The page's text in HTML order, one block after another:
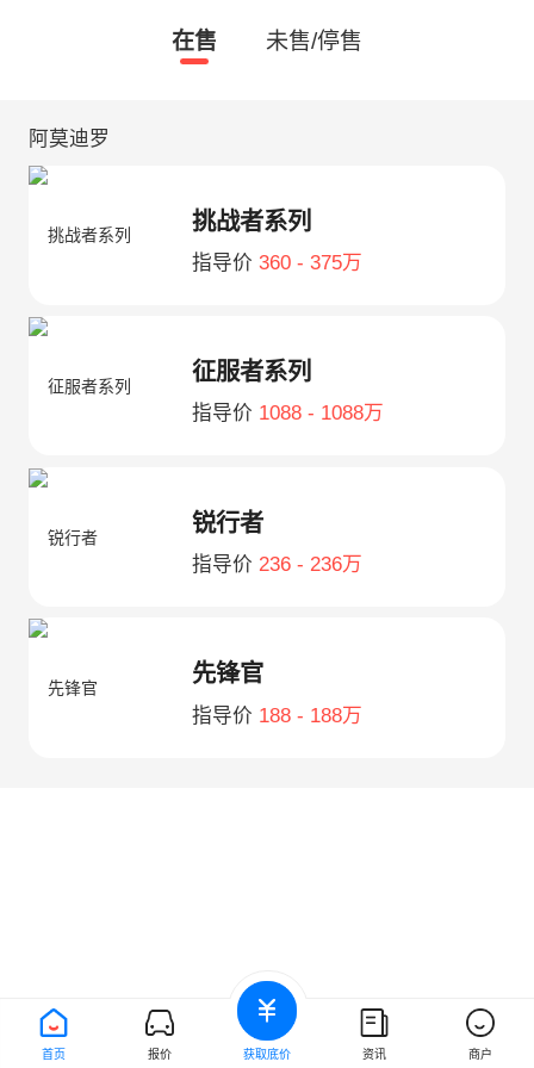
在售 未售/停售
阿莫迪罗
挑战者系列
指导价 360 - 375万
征服者系列
指导价 1088 - 1088万
锐行者
指导价 236 - 236万
先锋官
指导价 188 - 188万
首页 报价 获取底价 资讯 商户